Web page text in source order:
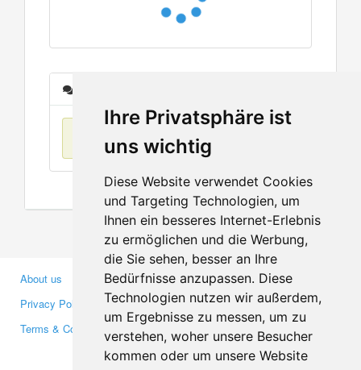
Ihre Privatsphäre ist
uns wichtig
Diese Website verwendet Cookies
und Targeting Technologien, um
Ihnen ein besseres Internet-Erlebnis
zu ermöglichen und die Werbung,
die Sie sehen, besser an Ihre
Bedürfnisse anzupassen. Diese
Technologien nutzen wir außerdem,
um Ergebnisse zu messen, um zu
verstehen, woher unsere Besucher
kommen oder um unsere Website
No items found
About us
Privacy Policy
Terms & Conditions
Business Partners
Investors
Media